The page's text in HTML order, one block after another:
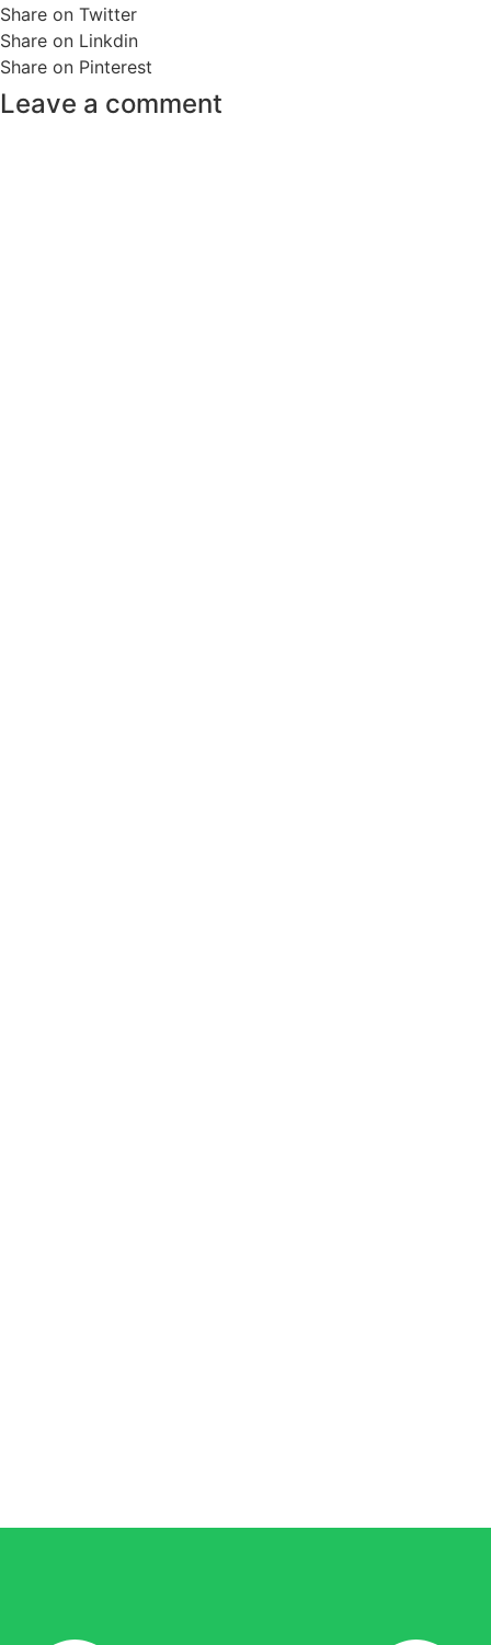
Share on Twitter
Share on Linkdin
Share on Pinterest
Leave a comment